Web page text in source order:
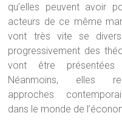
qu’elles peuvent avoir
acteurs de ce même
vont très vite se
progressivement des
vont être
Néanmoins, elles
approches
dans le monde de